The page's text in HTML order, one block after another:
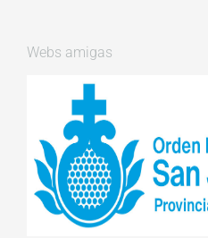
Webs amigas